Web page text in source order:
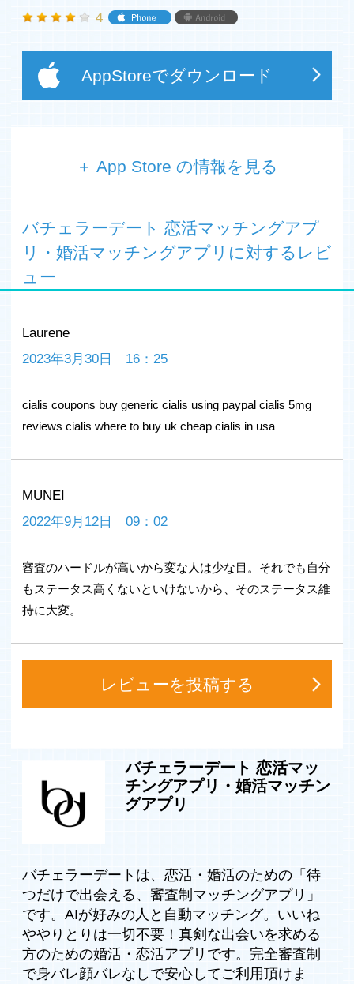
4
AppStoreでダウンロード
＋ App Store の情報を見る
■月に20,000人以上が実際にデートに行っています！
バチェラーデートは、恋活・婚活のための「待つだけで出
会える、審査制マッチングアプリ」です。
AIが好みの人と自動マッチング。いいねややりとりは一切
です。
す。
【バチェラーデートが選ばれる理由】
AIが自動でマッチングをするので、あなたは条件を登録す
■周りにバレなくて安心！
マッチング相手以外にプロフィールは非公開！
■評価するほど理想に近づく！
マッチング相手を評価することで、AIが学習！
どんどん理想の相手に近づきます。
■AIがあなたの恋愛力をアップ！
受けた評価を元に【恋愛成績表】を作成。
強み・弱みが分かり、恋愛に発展しやすい！
【面倒なし！デートまでのステップ】
1. カンタン！プロフィール登録するだけ
2. AIがお相手を決定！
【安心・安全への取り組み】
■顔バレ、身バレは一切なし！
写真や実名は公開されません。
友人、知人にバレずに恋活ができます！
■完全審査制(2段階審査)
・登録審査あり。(本人確認)
バチェラーデート 恋活マッチングアプ
リ・婚活マッチングアプリに対するレビ
ュー
Laurene
2023年3月30日 16：25
cialis coupons buy generic cialis using paypal cialis 5mg
reviews cialis where to buy uk cheap cialis in usa
MUNEI
2022年9月12日 09：02
審査のハードルが高いから変な人は少な目。それでも自分
もステータス高くないといけないから、そのステータス維
持に大変。
レビューを投稿する
バチェラーデート 恋活マッ
チングアプリ・婚活マッチン
グアプリ
バチェラーデートは、恋活・婚活のための「待
つだけで出会える、審査制マッチングアプリ」
です。AIが好みの人と自動マッチング。いいね
ややりとりは一切不要！真剣な出会いを求める
方のための婚活・恋活アプリです。完全審査制
で身バレ顔バレなしで安心してご利用頂けま